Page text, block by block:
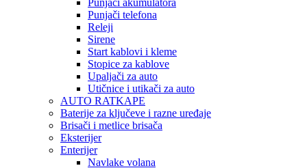
Punjači akumulatora
Punjači telefona
Releji
Sirene
Start kablovi i kleme
Stopice za kablove
Upaljači za auto
Utičnice i utikači za auto
AUTO RATKAPE
Baterije za ključeve i razne uređaje
Brisači i metlice brisača
Eksterijer
Enterijer
Navlake volana